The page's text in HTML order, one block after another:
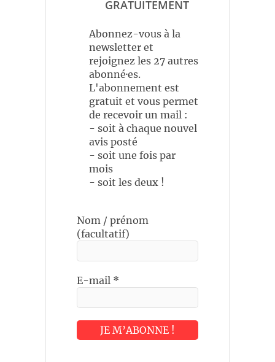
GRATUITEMENT
Abonnez-vous à la
newsletter et
rejoignez les 27 autres
abonné·es.
L'abonnement est
gratuit et vous permet
de recevoir un mail :
- soit à chaque nouvel
avis posté
- soit une fois par
mois
- soit les deux !
Nom / prénom
(facultatif)
E-mail *